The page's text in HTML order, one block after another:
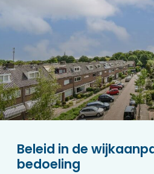
Beleid in de
bedoeling